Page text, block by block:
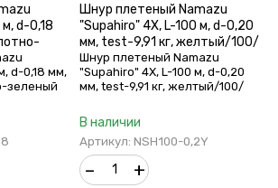
d-0,18
d-0,18 мм,
зеленый
Шнур плетеный Namazu
"Supahiro" 4Х, L-100 м, d-0,20
мм, test-9,91 кг, желтый/100/
Шнур плетеный Namazu
"Supahiro" 4Х, L-100 м, d-0,20
мм, test-9,91 кг, желтый/100/
В наличии
Артикул: NSH100-0,2Y
– +